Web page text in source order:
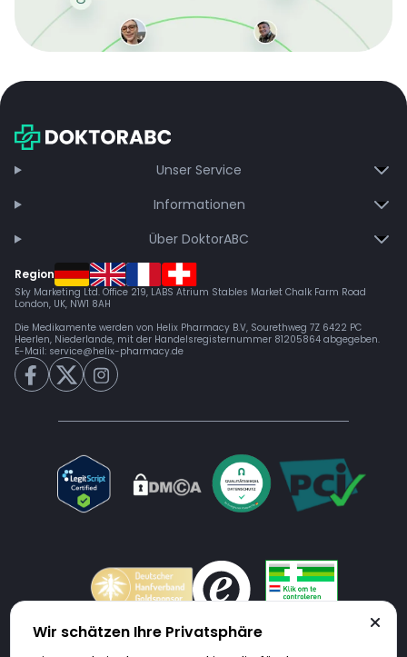
bei jeder Bestellung, erhalten schnelle Lieferung und
Unser Service
Informationen
Über DoktorABC
Region
Sky Marketing Ltd. Office 219, LABS Atrium Stables Market Chalk Farm Road
London, UK, NW1 8AH
Die Medikamente werden von Helix Pharmacy B.V, Sourethweg 7Z 6422 PC
Heerlen, Niederlande, mit der Handelsregisternummer 81205864 abgegeben.
E-Mail: service@helix-pharmacy.de
Wir schätzen Ihre Privatsphäre